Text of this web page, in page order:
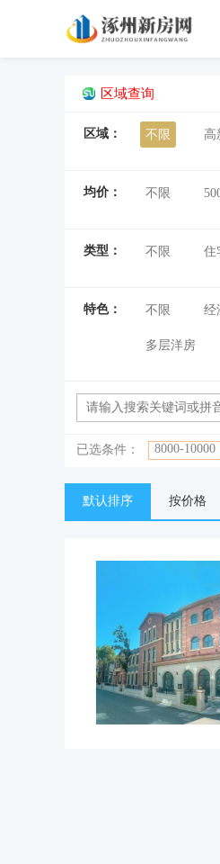
区域查询
区域： 不限 高
均价： 不限
类型： 不限 住
特色： 不限 经
多层洋房
已选条件： 8000-10000
默认排序 按价格